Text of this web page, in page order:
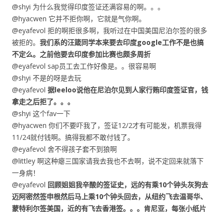
@shyi 为什么我觉得印度签证还满容易的啊。。。
@hyacwen 它并不拒你啊，它就是气你啊。
@eyafevol 拒的啊拒很多啊，我听过在中国美国尼泊尔签的很多
被拒的。 我们系的汪箴同学本来要去印度google工作不是也搞
不定么。之前他要去印度参加比赛也颇多周折
@eyafevol sap员工去工作好像是。。很容易啊
@shyi 不是的呀是去玩
@eyafevol 据leeloo说他在尼泊尔见到人家行贿印度签证官，钱
拿走之后拒了。。。
@shyi 这个fav一下
@hyacwen 你们不要吓我了，签证12/2才有可能发，机票我得
11/24就付钱啊。搞得我都不敢付钱了。
@eyafevol 舍不得孩子套不到狼啊
@littley 啊这种瘪三国家请我去我也不去啊，说不定回来就落下
一身病！
@eyafevol 回顾姐姐我辛酸的签证史，远的有乘10个钟头灰狗去
迈阿密然签申根然后马上乘10个钟头回去，从纽约飞去温哥华、
蒙特利尔签美国，近的有飞去香港签。。。肯尼亚，每张小纸片